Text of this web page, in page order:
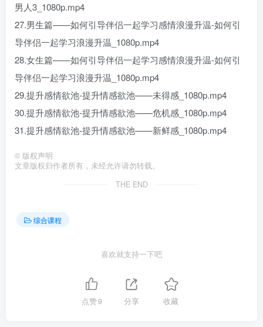
男人3_1080p.mp4
27.男生篇——如何引导伴侣一起学习感情浪漫升温-如何引
导伴侣一起学习浪漫升温_1080p.mp4
28.女生篇——如何引导伴侣一起学习感情浪漫升温-如何引
导伴侣一起学习浪漫升温_1080p.mp4
29.提升感情欲池-提升情感欲池——未得感_1080p.mp4
30.提升感情欲池-提升情感欲池——危机感_1080p.mp4
31.提升感情欲池-提升情感欲池——新鲜感_1080p.mp4
© 版权声明
文章版权归作者所有，未经允许请勿转载。
THE END
综合课程
喜欢就支持一下吧
点赞9 分享 收藏